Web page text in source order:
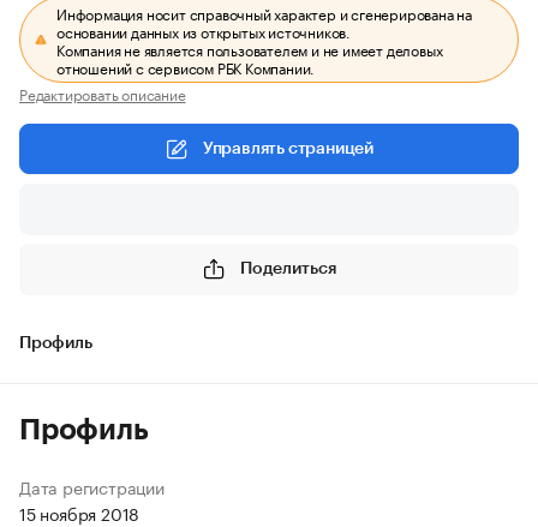
Информация носит справочный характер и сгенерирована на
основании данных из открытых источников.
Компания не является пользователем и не имеет деловых
отношений с сервисом РБК Компании.
Редактировать описание
Управлять страницей
Поделиться
Профиль
Профиль
Дата регистрации
15 ноября 2018